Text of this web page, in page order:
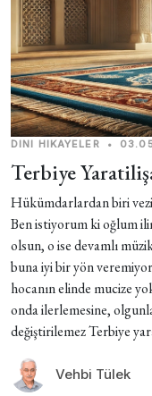
DINI HIKAYELER •
Terbiye
Hükümdarlardan biri
Ben istiyorum ki oğlum
olsun, o ise devamlı
buna iyi bir yön
hocanın elinde mucize
onda ilerlemesine,
değiştirilemez Terbiye
Vehbi Tülek